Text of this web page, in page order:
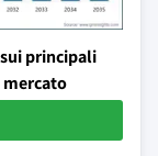
principali